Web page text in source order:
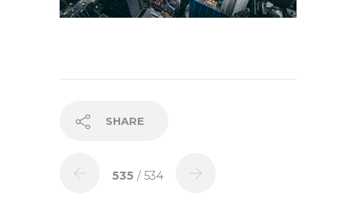
SHARE
535 / 534